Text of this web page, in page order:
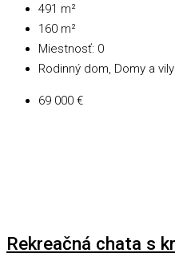
491 m²
160 m²
Miestnosť: 0
Rodinný dom, Domy a vily
69 000 €
Rekreačná chata s